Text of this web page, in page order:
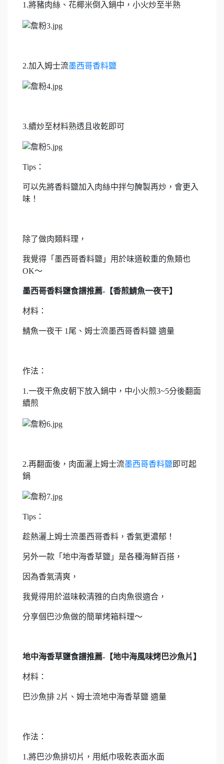
1.將豬肉絲、花椰米倒入鍋中，小火炒至半熟
2.加入姆士流墨西哥香料鹽
3.續炒至材料熟透且收乾即可
Tips：
可以先將香料鹽加入肉絲中拌勻醃製再炒，會更入
味！
除了做肉類料理，
我覺得「墨西哥香料鹽」用於味道較重的魚類也
OK～
墨西哥香料鹽食譜推薦- 【香煎鯖魚一夜干】
材料：
鯖魚一夜干 1尾、姆士流墨西哥香料鹽 適量
作法：
1.一夜干魚皮朝下放入鍋中，中小火煎3~5分後翻面
續煎
2.再翻面後，肉面灑上姆士流墨西哥香料鹽 即可起
鍋
Tips：
趁熱灑上姆士流墨西哥香料，香氣更濃郁！
另外一款「地中海香草鹽」是各種海鮮百搭，
因為香氣清爽，
我覺得用於滋味較清雅的白肉魚很適合，
分享個巴沙魚做的簡單烤箱料理～
地中海香草鹽食譜推薦- 【地中海風味烤巴沙魚片】
材料：
巴沙魚排 2片、姆士流地中海香草鹽 適量
作法：
1.將巴沙魚排切片，用紙巾吸乾表面水面